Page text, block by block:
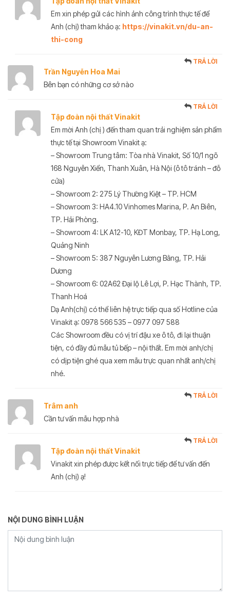
Em xin phép gửi các hình ảnh công trình thực tế để
Anh (chị) tham khảo ạ: https://vinakit.vn/du-an-
thi-cong
Trần Nguyễn Hoa Mai
TRẢ LỜI
Bên bạn có những cơ sở nào
Tập đoàn nội thất Vinakit
TRẢ LỜI
Em mời Anh (chị ) đến tham quan trải nghiệm sản phẩm
thực tế tại Showroom Vinakit ạ:
– Showroom Trung tâm: Tòa nhà Vinakit, Số 10/1 ngõ
168 Nguyễn Xiển, Thanh Xuân, Hà Nội (ô tô tránh – đỗ
cửa)
– Showroom 2: 275 Lý Thường Kiệt – TP. HCM
– Showroom 3: HA4.10 Vinhomes Marina, P. An Biên,
TP. Hải Phòng.
– Showroom 4: LK A12-10, KĐT Monbay, TP. Hạ Long,
Quảng Ninh
– Showroom 5: 387 Nguyễn Lương Bằng, TP. Hải
Dương
– Showroom 6: 02A62 Đại lộ Lê Lợi, P. Hạc Thành, TP.
Thanh Hoá
Dạ Anh(chị) có thể liên hệ trực tiếp qua số Hotline của
Vinakit ạ: 0978 566 535 – 0977 097 588
Các Showroom đều có vị trí đậu xe ô tô, đi lại thuận
tiện, có đầy đủ mẫu tủ bếp – nội thất. Em mời anh/chị
có dịp tiện ghé qua xem mẫu trực quan nhất anh/chị
nhé.
Trâm anh
TRẢ LỜI
Cần tư vấn mẫu hợp nhà
Tập đoàn nội thất Vinakit
TRẢ LỜI
Vinakit xin phép được kết nối trực tiếp để tư vấn đến
Anh (chị) ạ!
NỘI DUNG BÌNH LUẬN